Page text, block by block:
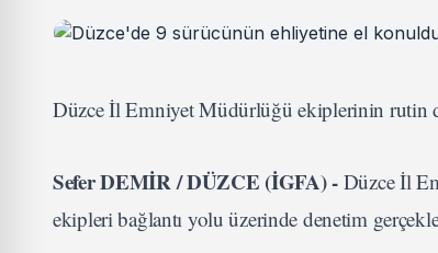
Düzce İl Emniyet Müdürlüğü ekiplerinin rutin
Sefer DEMİR / DÜZCE (İGFA) - Düzce İl
ekipleri bağlantı yolu üzerinde denetim